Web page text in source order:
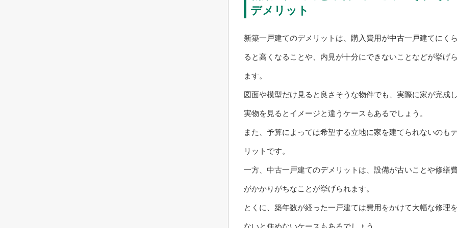
デメリット
新築一戸建てのデメリットは、購入費用が中古一戸建てにく
ると高くなることや、内見が十分にできないことなどが挙げ
ます。
図面や模型だけ見ると良さそうな物件でも、実際に家が完成
実物を見るとイメージと違うケースもあるでしょう。
また、予算によっては希望する立地に家を建てられないのも
リットです。
一方、中古一戸建てのデメリットは、設備が古いことや修繕
がかかりがちなことが挙げられます。
とくに、築年数が経った一戸建ては費用をかけて大幅な修理